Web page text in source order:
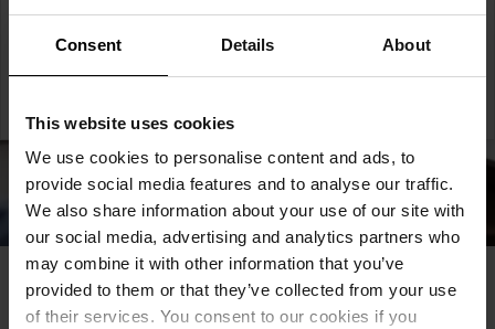
Consent Details About
This website uses cookies
We use cookies to personalise content and ads, to
provide social media features and to analyse our traffic.
We also share information about your use of our site with
our social media, advertising and analytics partners who
may combine it with other information that you’ve
provided to them or that they’ve collected from your use
of their services. You consent to our cookies if you
Unternehmen.
NEWSLETTER ABONNIEREN
Über Uns Aktuelles News
Bertelsmann-